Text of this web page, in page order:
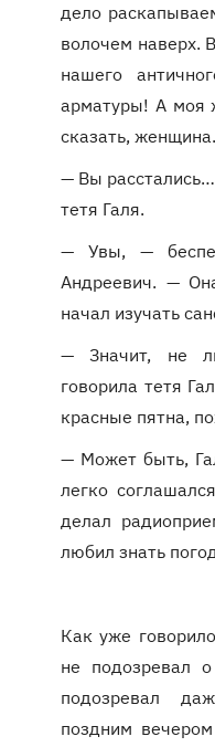
дело
волочем наверх.
нашего
арматуры! А моя
сказать,
— Вы
тетя Галя.
— Увы, —
Андреевич. —
начал изучать
— Значит, не
говорила тетя
красные пятна,
— Может быть,
легко
делал
любил знать
Как уже
не подозревал
подозревал
поздним